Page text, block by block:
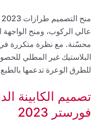
عالي الركوب، ومنح الواجهة
محسّنة. مع نظرة متكررة
البلاستيك غير المطلي
للطرق الوعرة تدعمها بالطبع
تصميم الكابينة
فورستر 2023